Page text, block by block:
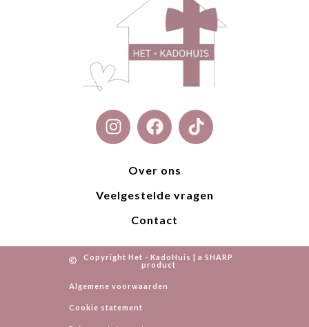
I
n
g
m
F
a
e
o
o
T
i
k
Over ons
Veelgestelde vragen
Contact
Copyright Het - KadoHuis | a SHARP
product
Algemene voorwaarden
Cookie statement